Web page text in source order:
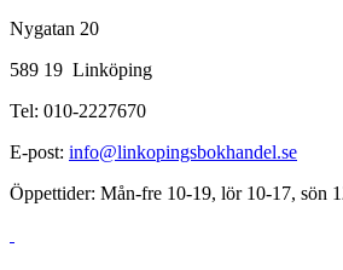
Nygatan 20
589 19 Linköping
Tel: 010-2227670
E-post: info@linkopingsbokhandel.se
Öppettider: Mån-fre 10-19, lör 10-17, sön